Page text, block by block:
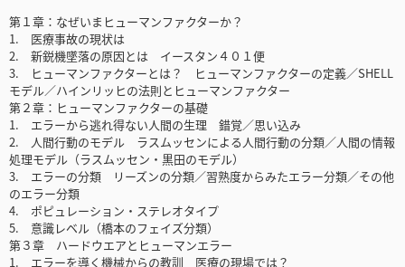
第１章：なぜいまヒューマンファクターか？
1. 医療事故の現状は
2. 新鋭機墜落の原因とは イースタン４０１便
3. ヒューマンファクターとは？ ヒューマンファクターの定義／SHELL
モデル／ハインリッヒの法則とヒューマンファクター
第２章：ヒューマンファクターの基礎
1. エラーから逃れ得ない人間の生理 錯覚／思い込み
2. 人間行動のモデル ラスムッセンによる人間行動の分類／人間の情報
処理モデル（ラスムッセン・黒田のモデル）
3. エラーの分類 リーズンの分類／習熟度からみたエラー分類／その他
のエラー分類
4. ポピュレーション・ステレオタイプ
5. 意識レベル（橋本のフェイズ分類）
第３章 ハードウエアとヒューマンエラー
1. エラーを導く機械からの教訓 医療の現場では？